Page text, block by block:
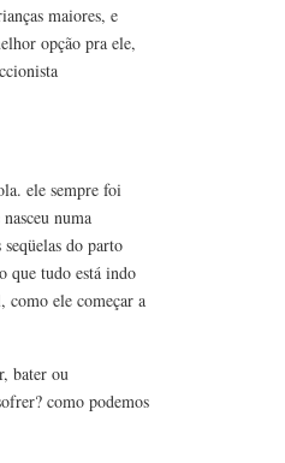
maiores, e
opção pra ele,
ele sempre foi
numa
do parto
que tudo está indo
como ele começar a
bater ou
como podemos